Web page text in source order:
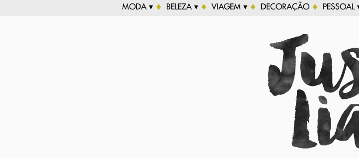
MODA ▾ BELEZA ▾ VIAGEM ▾ DECORAÇÃO PESSOAL